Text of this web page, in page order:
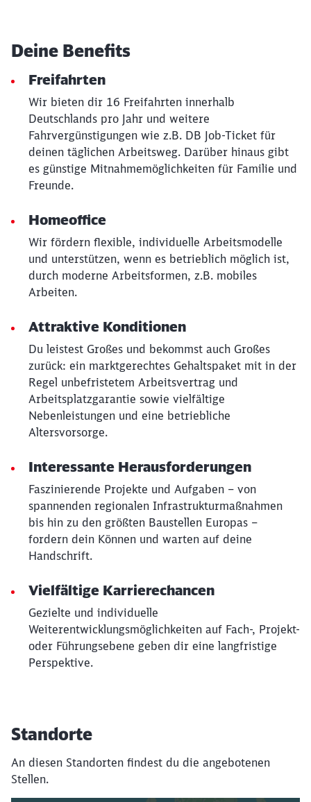
Deine Benefits
Freifahrten
Wir bieten dir 16 Freifahrten innerhalb
Deutschlands pro Jahr und weitere
Fahrvergünstigungen wie z.B. DB Job-Ticket für
deinen täglichen Arbeitsweg. Darüber hinaus gibt
es günstige Mitnahmemöglichkeiten für Familie und
Freunde.
Homeoffice
Wir fördern flexible, individuelle Arbeitsmodelle
und unterstützen, wenn es betrieblich möglich ist,
durch moderne Arbeitsformen, z.B. mobiles
Arbeiten.
Attraktive Konditionen
Du leistest Großes und bekommst auch Großes
zurück: ein marktgerechtes Gehaltspaket mit in der
Regel unbefristetem Arbeitsvertrag und
Arbeitsplatzgarantie sowie vielfältige
Nebenleistungen und eine betriebliche
Altersvorsorge.
Interessante Herausforderungen
Faszinierende Projekte und Aufgaben – von
spannenden regionalen Infrastrukturmaßnahmen
bis hin zu den größten Baustellen Europas –
fordern dein Können und warten auf deine
Handschrift.
Vielfältige Karrierechancen
Gezielte und individuelle
Weiterentwicklungsmöglichkeiten auf Fach-, Projekt-
oder Führungsebene geben dir eine langfristige
Perspektive.
Standorte
An diesen Standorten findest du die angebotenen
Stellen.
Abbrechen